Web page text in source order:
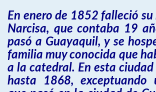
En enero de 1852 falleció su
Narcisa, que contaba 19
pasó a Guayaquil, y se
familia muy conocida que
a la catedral. En esta
hasta 1868, exceptuando